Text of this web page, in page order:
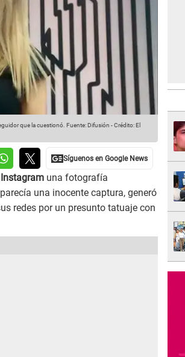
que la cuestionó. Fuente: Difusión -Crédito: El
Instagram una fotografía
una inocente captura, generó
redes por un presunto tatuaje con